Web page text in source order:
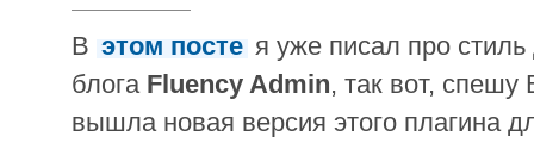
В этом посте я уже писал про
блога Fluency Admin, так вот,
вышла новая версия этого плагина